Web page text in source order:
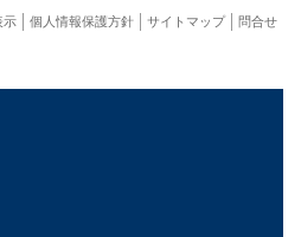
問合せ
サイトマップ
個人情報保護方針
示